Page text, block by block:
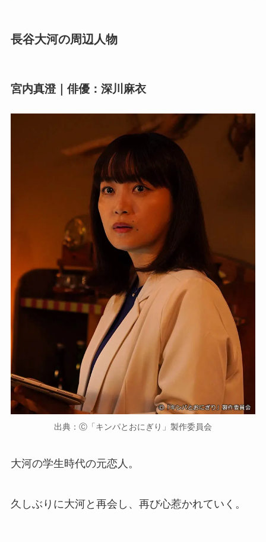
長谷大河の周辺人物
宮内真澄｜俳優：深川麻衣
出典：Ⓒ「キンパとおにぎり」製作委員会
大河の学生時代の元恋人。
久しぶりに大河と再会し、再び心惹かれていく。